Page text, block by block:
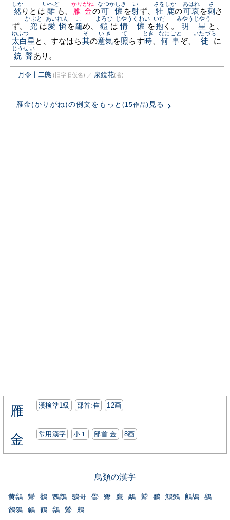
然
しか
りとは 雖
いへど
も、 雁金
かりがね
の可懷
なつかしき
を射
い
ず、 牡鹿
さをしか
の可哀
あはれ
を刺
さ
さ
ず。
兜
かぶと
は愛憐
あいれん
を籠
こ
め、 鎧
よろひ
は 情懷
じやうくわい
を抱
いだ
く。 明星
みやうじやう
と、
太白星
ゆふつゞ
と、すなはち其
そ
の意氣
いき
を照
て
らす時
とき
何事
なにごと
ぞ、 徒
いたづら
に
銃聲
じうせい
あり。
月令十二態 (旧字旧仮名) ／ 泉鏡花(著)
雁金(かりがね)の例文をもっと (15作品) 見る
雁 漢検準1級 部首:⾫ 12画
金 常用漢字 小１ 部首:⾦ 8画
鳥類の漢字
黄鶲 鸞 鸛 鸚鵡 鸚哥 鷽 鷺 鷹 鷸 鷲 鷭 鷦鷯 鷓鴣
鷂
鶺鴒
鶸 鶴 鶲 鶯 鶫